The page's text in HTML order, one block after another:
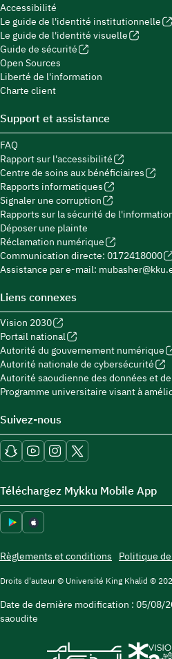
Accessibilité
Le guide de l'identité institutionnelle
Le guide de l'identité visuelle
Guide de sécurité
Open Sources
Liberté de l'information
Charte client
Support et assistance
FAQ
Rapport sur l'accessibilité
Centre de soins aux bénéficiaires
Rapports informatiques
Signaler une corruption
Rapports sur la sécurité de
Déposer une plainte
Réclamation numérique
Communication directe: 0172418000
Assistance par e-mail:
Liens connexes
Vision 2030
Portail national
Autorité du gouvernement numérique
Autorité nationale de cybersécurité
Autorité saoudienne des données et
Programme universitaire visant à
Suivez-nous
Téléchargez Mykku Mobile App
Règlements et conditions Politique
Droits d'auteur © Université King Khalid ©
Date de dernière modification :05/08/
saoudite